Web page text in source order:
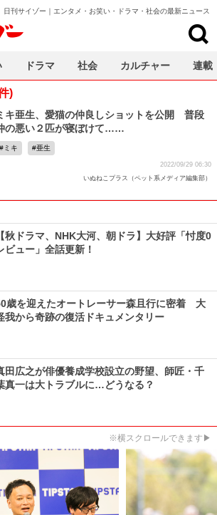
日刊サイゾー｜エンタメ・お笑い・ドラマ・社会の最新ニュース
)
キ亜生、愛猫の仲良しショットを公開 普段
の悪い２匹が寝ぼけて……
ミキ 亜生
2022/09/29 06:30
いぬねこプラス（ペット系メディア編集部）
【秋ドラマ、NHK大河、朝ドラ】大好評「忖度0
ビュー」全話更新！
歳を迎えたオートレーサー森且行に密着 大
我から奇跡の復活ドキュメンタリー
田広之が俳優養成学校設立の野望、師匠・千
真一は大トラブルに…どうなる？
※横スクロールできます▶
ドラマ 社会 カルチャー 連載